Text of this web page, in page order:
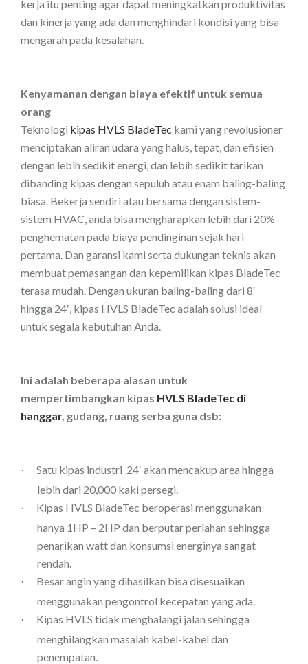
kerja itu penting agar dapat meningkatkan produktivitas
dan kinerja yang ada dan menghindari kondisi yang bisa
mengarah pada kesalahan.
Kenyamanan dengan biaya efektif untuk semua
orang
Teknologi kipas HVLS BladeTec kami yang revolusioner
menciptakan aliran udara yang halus, tepat, dan efisien
dengan lebih sedikit energi, dan lebih sedikit tarikan
dibanding kipas dengan sepuluh atau enam baling-baling
biasa. Bekerja sendiri atau bersama dengan sistem-
sistem HVAC, anda bisa mengharapkan lebih dari 20%
penghematan pada biaya pendinginan sejak hari
pertama. Dan garansi kami serta dukungan teknis akan
membuat pemasangan dan kepemilikan kipas BladeTec
terasa mudah. Dengan ukuran baling-baling dari 8′
hingga 24′, kipas HVLS BladeTec adalah solusi ideal
untuk segala kebutuhan Anda.
Ini adalah beberapa alasan untuk
mempertimbangkan kipas HVLS BladeTec di
hanggar, gudang, ruang serba guna dsb:
· Satu kipas industri 24′ akan mencakup area hingga
lebih dari 20,000 kaki persegi.
·
Kipas HVLS BladeTec beroperasi menggunakan
hanya 1HP – 2HP dan berputar perlahan sehingga
penarikan watt dan konsumsi energinya sangat
rendah.
·
Besar angin yang dihasilkan bisa disesuaikan
menggunakan pengontrol kecepatan yang ada.
·
Kipas HVLS tidak menghalangi jalan sehingga
menghilangkan masalah kabel-kabel dan
penempatan.